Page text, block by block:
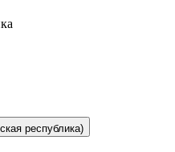
республика)